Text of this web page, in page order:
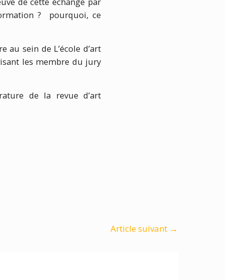
? pourquoi, ce
sein de L’école d’art
les membre du jury
de la revue d’art
Article suivant →